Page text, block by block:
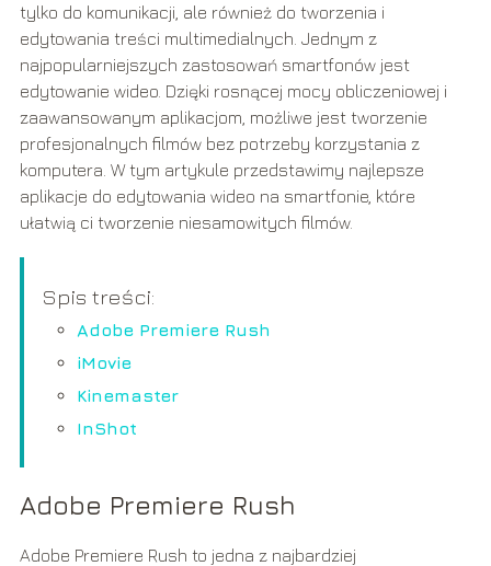
tylko do komunikacji, ale również do tworzenia i
edytowania treści multimedialnych. Jednym z
najpopularniejszych zastosowań smartfonów jest
edytowanie wideo. Dzięki rosnącej mocy obliczeniowej i
zaawansowanym aplikacjom, możliwe jest tworzenie
profesjonalnych filmów bez potrzeby korzystania z
komputera. W tym artykule przedstawimy najlepsze
aplikacje do edytowania wideo na smartfonie, które
ułatwią ci tworzenie niesamowitych filmów.
Spis treści:
Adobe Premiere Rush
iMovie
Kinemaster
InShot
Adobe Premiere Rush
Adobe Premiere Rush to jedna z najbardziej